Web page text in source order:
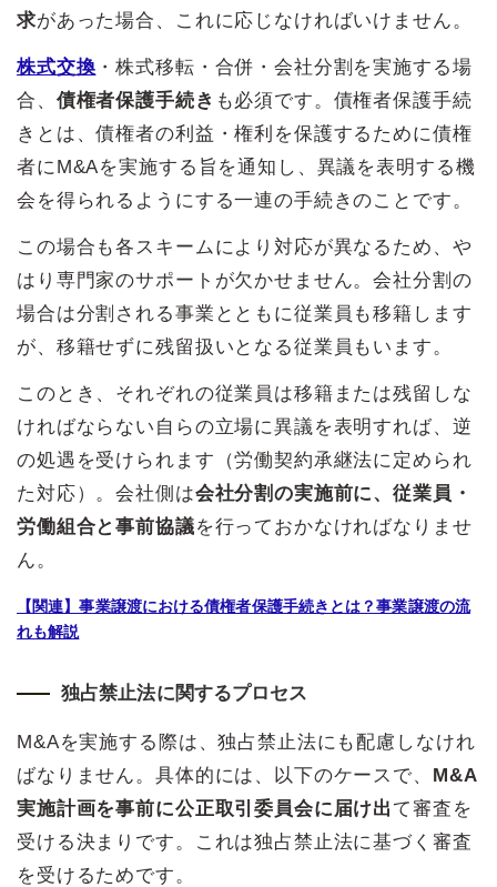
求があった場合、これに応じなければいけません。
株式交換 ・株式移転・合併・会社分割を実施する場
合、 債権者保護手続き も必須です。債権者保護手続
きとは、債権者の利益・権利を保護するために債権
者にM&Aを実施する旨を通知し、異議を表明する機
会を得られるようにする一連の手続きのことです。
この場合も各スキームにより対応が異なるため、や
はり専門家のサポートが欠かせません。会社分割の
場合は分割される事業とともに従業員も移籍します
が、移籍せずに残留扱いとなる従業員もいます。
このとき、それぞれの従業員は移籍または残留しな
ければならない自らの立場に異議を表明すれば、逆
の処遇を受けられます（労働契約承継法に定められ
た対応）。会社側は会社分割の実施前に、従業員・
労働組合と事前協議を行っておかなければなりませ
ん。
【関連】事業譲渡における債権者保護手続きとは？事業譲渡の流
れも解説
独占禁止法に関するプロセス
M&Aを実施する際は、独占禁止法にも配慮しなけれ
ばなりません。具体的には、以下のケースで、 M&A
実施計画を事前に公正取引委員会に届け出 て審査を
受ける決まりです。これは独占禁止法に基づく審査
を受けるためです。